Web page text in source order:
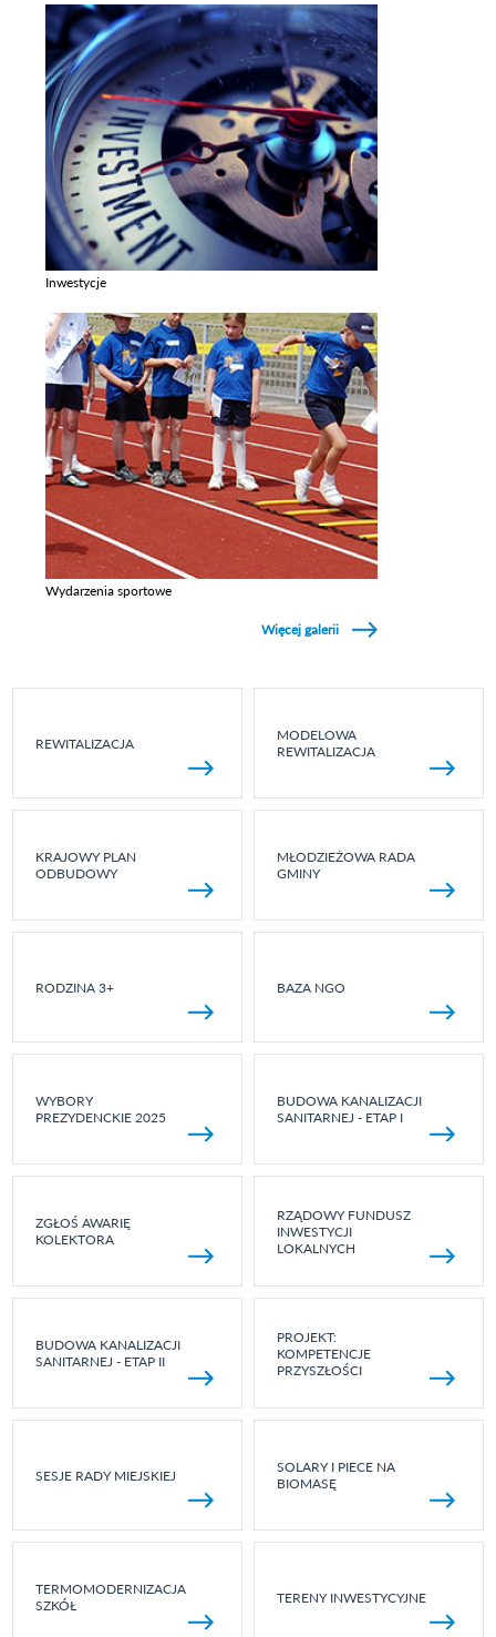
Inwestycje
Wydarzenia sportowe
Więcej galerii
REWITALIZACJA
MODELOWA
REWITALIZACJA
KRAJOWY PLAN
ODBUDOWY
MŁODZIEŻOWA RADA
GMINY
RODZINA 3+ BAZA NGO
WYBORY
PREZYDENCKIE 2025
BUDOWA KANALIZACJI
SANITARNEJ - ETAP I
ZGŁOŚ AWARIĘ
KOLEKTORA
RZĄDOWY FUNDUSZ
INWESTYCJI
LOKALNYCH
BUDOWA KANALIZACJI
SANITARNEJ - ETAP II
PROJEKT:
KOMPETENCJE
PRZYSZŁOŚCI
SESJE RADY MIEJSKIEJ
SOLARY I PIECE NA
BIOMASĘ
TERMOMODERNIZACJA
SZKÓŁ
TERENY INWESTYCYJNE